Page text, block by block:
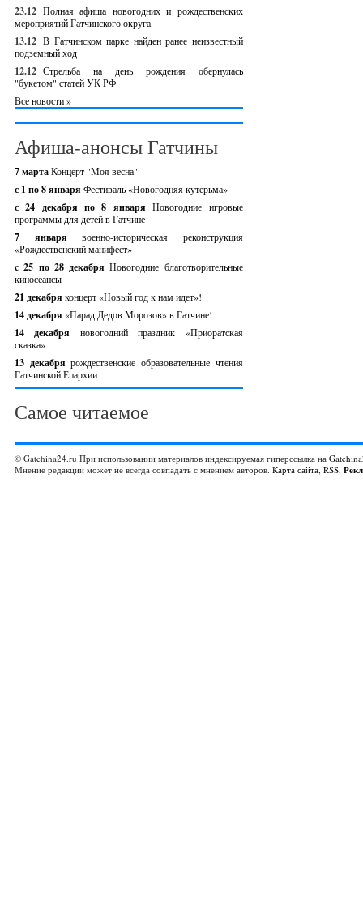
23.12 Полная афиша новогодних и рождественских
мероприятий Гатчинского округа
13.12 В Гатчинском парке найден ранее неизвестный
подземный ход
12.12 Стрельба на день рождения обернулась
"букетом" статей УК РФ
Все новости »
Афиша-анонсы Гатчины
7 мартаКонцерт "Моя весна"
с 1 по 8 января Фестиваль «Новогодняя кутерьма»
с 24 декабря по 8 январяНовогодние игровые
программы для детей в Гатчине
7 январявоенно-историческая реконструкция
«Рождественский манифест»
c 25 по 28 декабряНовогодние благотворительные
киносеансы
21 декабря концерт «Новый год к нам идет»!
14 декабря «Парад Дедов Морозов» в Гатчине!
14 декабря новогодний праздник «Приоратская
сказка»
13 декабрярождественские образовательные чтения
Гатчинской Епархии
Самое читаемое
© Gatchina24.ru При использовании материалов индексируемая гиперссылка на
Мнение редакции может не всегда совпадать с мнением авторов. Карта сайта, RSS,